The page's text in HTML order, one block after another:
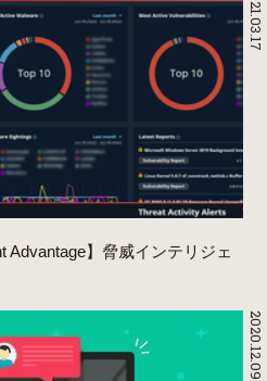
2021.03.17
Advantage】脅威インテリジェ
2020.12.09